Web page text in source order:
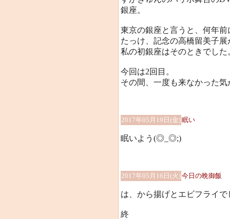
銀座。
東京の銀座と言うと、何年
たっけ、記念の高橋留美子
私の初銀座はそのときでした
今回は2回目。
その間、一度も来なかった
2017年05月19日(金)眠い
眠いよう(◎_◎;)
2017年05月16日(火)今日の晩御飯
は、から揚げとエビフライで
終